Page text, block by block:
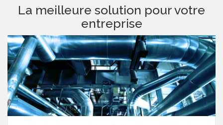
La meilleure solution pour votre
entreprise